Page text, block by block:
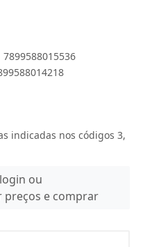
indicadas nos códigos 3,
ou
preços e comprar